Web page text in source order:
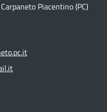
Piacentino (PC)